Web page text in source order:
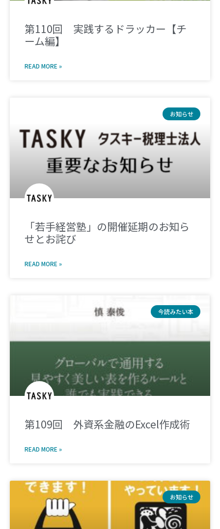
第110回 実践するドラッカー【チ
ーム編】
READ MORE »
お知らせ
「若手経営塾」の開催延期のお知ら
せとお詫び
READ MORE »
今読みたい本
第109回 外資系金融のExcel作成術
READ MORE »
お知らせ